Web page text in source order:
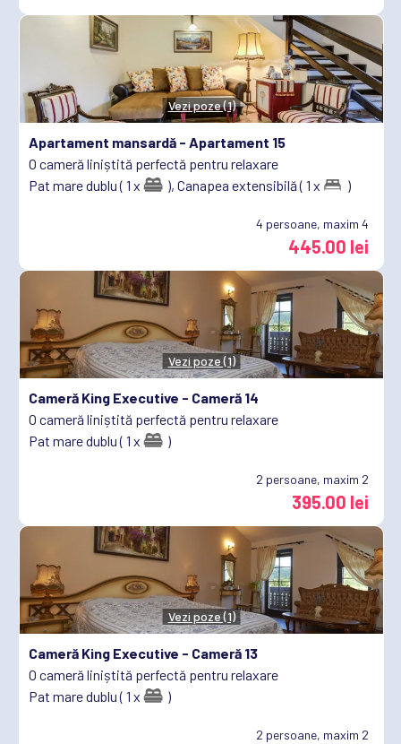
Vezi poze (1)
Apartament mansardă - Apartament 15
O cameră liniștită perfectă pentru relaxare
Pat mare dublu ( 1 x
), Canapea extensibilă ( 1 x )
4 persoane, maxim 4
445.00 lei
Vezi poze (1)
Cameră King Executive - Cameră 14
O cameră liniștită perfectă pentru relaxare
Pat mare dublu ( 1 x
)
2 persoane, maxim 2
395.00 lei
Vezi poze (1)
Cameră King Executive - Cameră 13
O cameră liniștită perfectă pentru relaxare
Pat mare dublu ( 1 x
)
2 persoane, maxim 2